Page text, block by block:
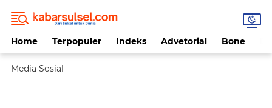
Home Terpopuler Indeks Advetorial Bone
Media Sosial